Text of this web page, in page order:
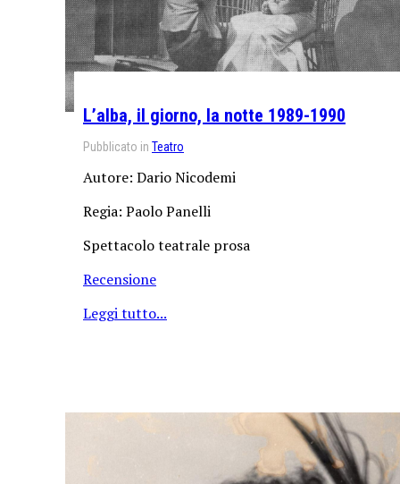
L’alba, il giorno, la notte 1989-1990
Pubblicato in Teatro
Autore: Dario Nicodemi
Regia: Paolo Panelli
Spettacolo teatrale prosa
Recensione
Leggi tutto...